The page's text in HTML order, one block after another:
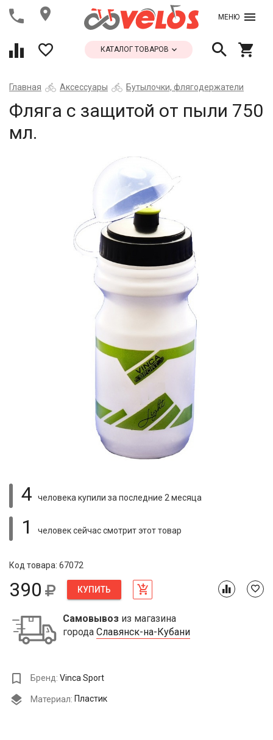
МЕНЮ
КАТАЛОГ ТОВАРОВ
Главная Аксессуары Бутылочки, флягодержатели
Фляга с защитой от пыли 750
мл.
4 человека купили за последние 2 месяца
1 человек сейчас смотритэтот товар
Код товара: 67072
390 КУПИТЬ
Самовывоз из магазина
города Славянск-на-Кубани
Бренд: Vinca Sport
Материал: Пластик